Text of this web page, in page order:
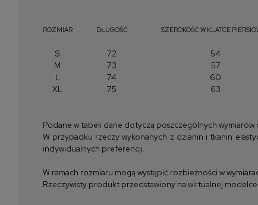
ROZMIAR DŁUGOŚĆ SZEROKOŚĆ W KLATCE
S 72 54
M
73 57
L
74 60
XL
75 63
Podane w tabeli dane dotyczą poszczególnych wymiarów
W przypadku rzeczy wykonanych z dzianin i tkanin
indywidualnych preferencji.
W ramach rozmiaru mogą wystąpić rozbieżności w
Rzeczywisty produkt przedstawiony na wirtualnej modelce